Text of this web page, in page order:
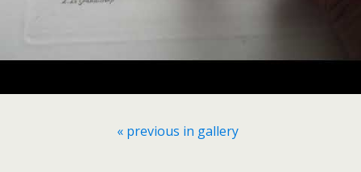
« previous in gallery